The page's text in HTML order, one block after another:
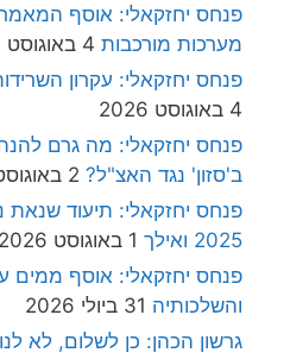
פנחס יחזקאלי: אוסף
מערכות מורכבות 4 באוגוסט 2026
פנחס יחזקאלי: עקרון
4 באוגוסט 2026
פנחס יחזקאלי: מה גרם
ב'סזון' נגד האצ"ל? 2 באוגוסט 2026
פנחס יחזקאלי: תיעוד שנאת
2025 ואילך
1 באוגוסט 2026
פנחס יחזקאלי: אוסף ממים
והשלכותיה 31 ביולי 2026
גרשון הכהן: כן לשלום, לא